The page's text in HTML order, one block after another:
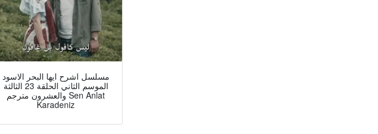
مسلسل اشرح ايها البحر الاسود
الموسم الثاني الحلقة 23 الثالثة
والعشرون مترجم Sen Anlat
Karadeniz